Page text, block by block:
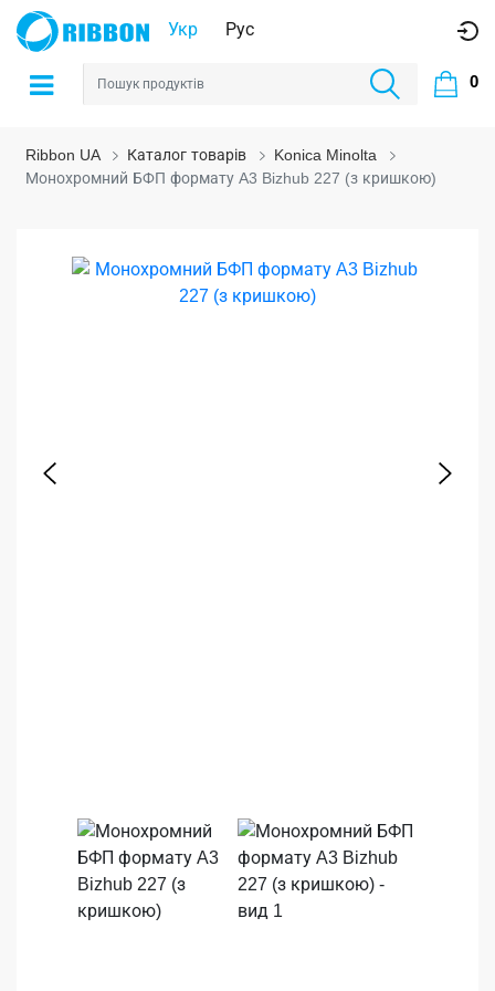
Укр Рус
0
Ribbon UA Каталог товарів
Konica Minolta
Монохромний БФП формату A3 Bizhub 227 (з кришкою)